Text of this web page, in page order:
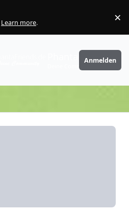
Learn more. ×
PhantaFriends.de
Anmelden